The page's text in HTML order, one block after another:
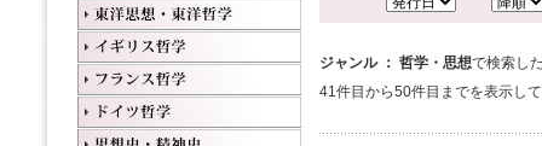
ジャンル ： 哲学・思想で検索し
41件目から50件目までを表示し